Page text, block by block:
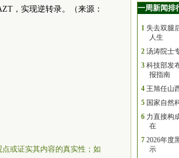
，实现逆转录。（来源：
或证实其内容的真实性；如
一周新闻排
1 失去双腿
人生
2 汤涛院士
3 科技部发
报指南
4 王旭任山
5 国家自然
6 力直接构
在
7 2026年度
示